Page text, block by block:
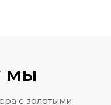
мы
с золотыми